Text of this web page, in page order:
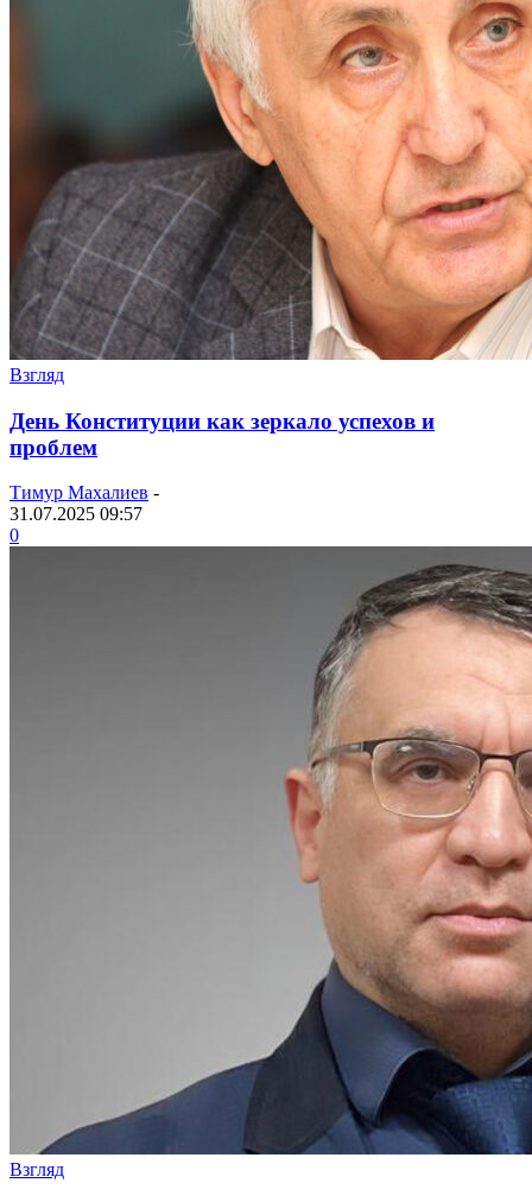
Взгляд
День Конституции как зеркало успехов и
проблем
Тимур Махалиев -
31.07.2025 09:57
0
Взгляд